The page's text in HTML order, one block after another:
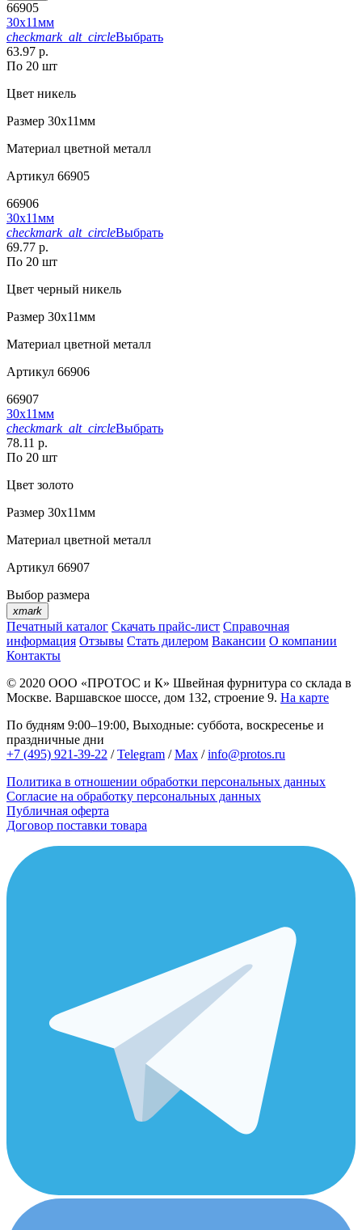
66905
30х11мм
checkmark_alt_circleВыбрать
63.97 р.
По 20 шт
Цвет никель
Размер 30х11мм
Материал цветной металл
Артикул 66905
66906
30х11мм
checkmark_alt_circleВыбрать
69.77 р.
По 20 шт
Цвет черный никель
Размер 30х11мм
Материал цветной металл
Артикул 66906
66907
30х11мм
checkmark_alt_circleВыбрать
78.11 р.
По 20 шт
Цвет золото
Размер 30х11мм
Материал цветной металл
Артикул 66907
Выбор размера
xmark
Печатный каталог Скачать прайс-лист Справочная
информация Отзывы Стать дилером Вакансии О компании
Контакты
© 2020 ООО «ПРОТОС и К» Швейная фурнитура со склада в
Москве. Варшавское шоссе, дом 132, строение 9. На карте
По будням 9:00–19:00, Выходные: суббота, воскресенье и
праздничные дни
+7 (495) 921-39-22 /Telegram /Max /info@protos.ru
Политика в отношении обработки персональных данных
Согласие на обработку персональных данных
Публичная оферта
Договор поставки товара